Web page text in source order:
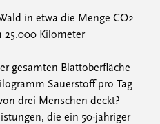
in etwa die Menge CO2
25.000 Kilometer
gesamten Blattoberfläche
Sauerstoff pro Tag
drei Menschen deckt?
die ein 50-jähriger